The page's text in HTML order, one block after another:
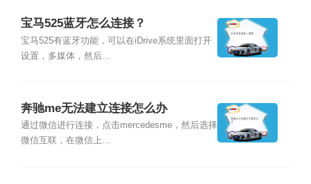
宝马525蓝牙怎么连接？
宝马525有蓝牙功能，可以在iDrive系统里面打开
设置，多媒体，然后...
奔驰me无法建立连接怎么办
通过微信进行连接，点击mercedesme，然后选择
微信互联，在微信上...